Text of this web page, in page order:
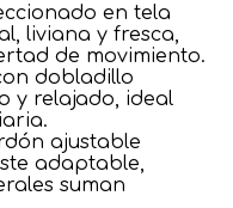
en tela
liviana y fresca,
de movimiento.
dobladillo
y relajado, ideal
ajustable
adaptable,
suman